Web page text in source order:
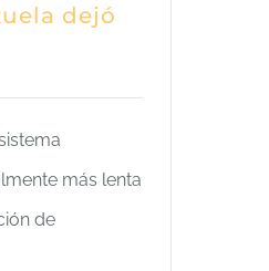
dejó
más lenta
de